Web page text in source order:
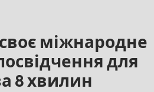
міжнародне
для
8 хвилин